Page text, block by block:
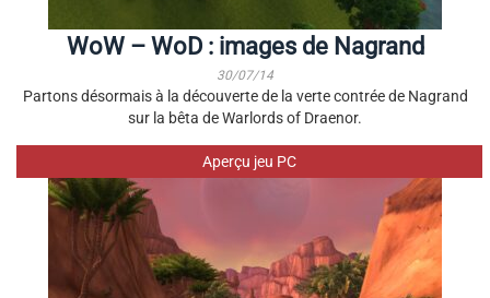
WoW – WoD : images de Nagrand
30/07/14
Partons désormais à la découverte de la verte contrée de Nagrand
sur la bêta de Warlords of Draenor.
Aperçu jeu PC